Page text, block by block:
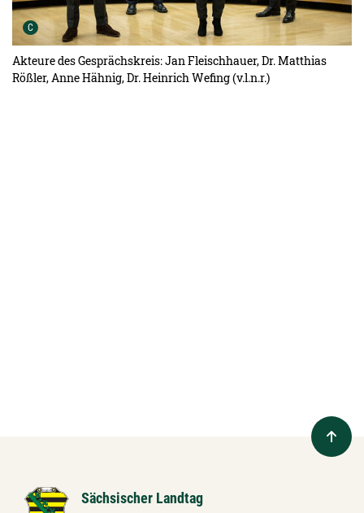
C Urheber der Grafik:
Akteure des Gesprächskreis: Jan Fleischhauer, Dr. Matthias
Rößler, Anne Hähnig, Dr. Heinrich Wefing (v.l.n.r.)
Sächsischer Landtag